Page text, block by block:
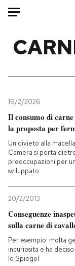
Mondo
Politica
Tecnologia
Internet
Scienza
Cultura
Economia
PODCAST
19/2/2026
Il consumo di
la proposta per
Un divieto alla
Camera si porta
preoccupazioni per
sviluppato
20/2/2013
Conseguenze
sulla carne di
Per esempio: molta
incuriosita e ha
lo Spiegel